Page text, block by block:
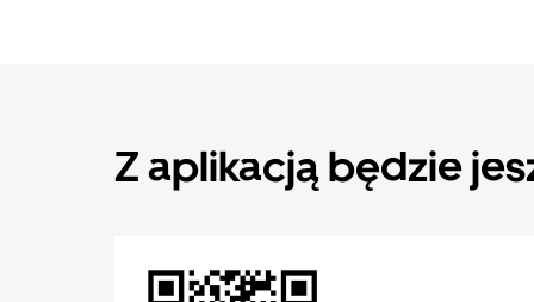
Z aplikacją będzie